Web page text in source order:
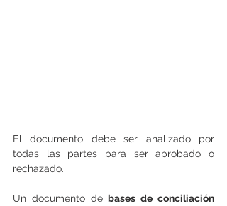
El documento debe ser analizado por
todas las partes para ser aprobado o
rechazado.
Un documento de bases de conciliación